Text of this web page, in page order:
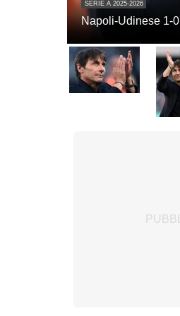
SERIE A 2025-2026
Napoli-Udinese 1-0